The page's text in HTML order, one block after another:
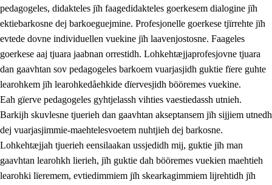
pedagogeles, didakteles jïh faagedidakteles goerkesem dialogine jïh
ektiebarkosne dej barkoeguejmine. Profesjonelle goerkese tjïrrehte jïh
evtede dovne individuellen vuekine jïh laavenjostosne. Faageles
goerkese aaj tjuara jaabnan orrestidh. Lohkehtæjjaprofesjovne tjuara
dan gaavhtan sov pedagogeles barkoem vuarjasjidh guktie fïere guhte
learohkem jïh learohkedåehkide dïervesjidh bööremes vuekine.
Eah gïerve pedagogeles gyhtjelassh vihties vaestiedassh utnieh.
Barkijh skuvlesne tjuerieh dan gaavhtan akseptansem jïh sijjiem utnedh
dej vuarjasjimmie-maehtelesvoetem nuhtjieh dej barkosne.
Lohkehtæjjah tjuerieh eensilaakan ussjedidh mij, guktie jïh man
gaavhtan learohkh lierieh, jïh guktie dah bööremes vuekien maehtieh
learohki lïeremem, evtiedimmiem jïh skearkagimmiem lijrehtidh jïh